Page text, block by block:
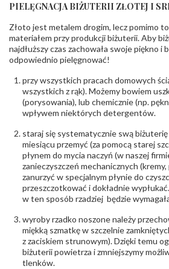
INNE PARAMETRY
Producent
odpowiedzialny:
Łazur sp.j.
biuro@obraczki.pl ,
Północna 22 45-805
Tel. +48 77 54 90
Bezpieczeństwo
- rodzaj
ostrzeżenia:
Nie nadaje się dla dzieci
, Elementy w wyrobie
PIELĘGNACJA BIŻUTERII ZŁOTEJ I
Złoto jest metalem drogim, lecz pomimo
materiałem przy produkcji biżuterii. Aby
najdłuższy czas zachowała swoje piękno i
odpowiednio pielęgnować!
przy wszystkich pracach domowych
wszystkich z rąk). Możemy bowiem
(porysowania), lub chemicznie (np.
wpływem niektórych detergentów.
staraj się systematycznie swą biżuterię
miesiącu przemyć (za pomocą starej
płynem do mycia naczyń (w naszej
zanieczyszczeń mechanicznych
zanurzyć w specjalnym płynie do
przeszczotkować i dokładnie
w ten sposób rzadziej będzie
wyroby rzadko noszone należy
miękką szmatkę w szczelnie
z zaciskiem strunowym). Dzięki temu
biżuterii powietrza i zmniejszymy
tlenków.